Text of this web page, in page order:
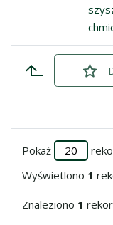
Pokaż
Wyświetlono 1
Znaleziono 1